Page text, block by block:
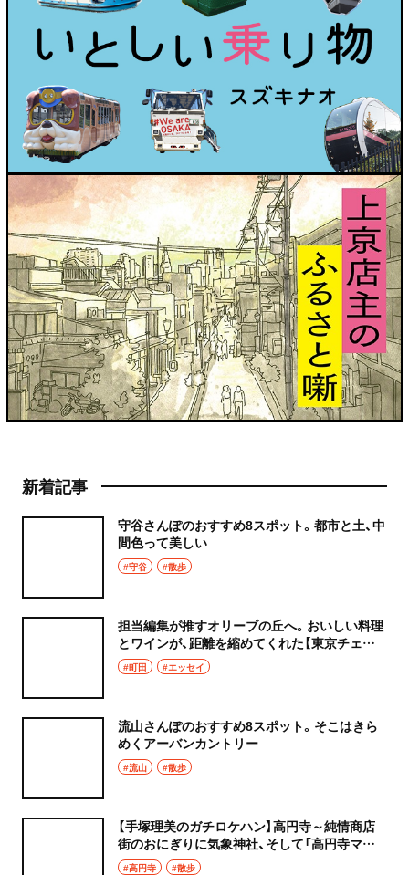
新着記事
守谷さんぽのおすすめ8スポット。都市と土、中
間色って美しい
#守谷 #散歩
担当編集が推すオリーブの丘へ。おいしい料理
とワインが、距離を縮めてくれた【東京チェン
飯diary】
#町田 #エッセイ
流山さんぽのおすすめ8スポット。そこはきら
めくアーバンカントリー
#流山 #散歩
【手塚理美のガチロケハン】高円寺～純情商店
街のおにぎりに気象神社、そして「高円寺マシ
タ」へ！
#高円寺 #散歩